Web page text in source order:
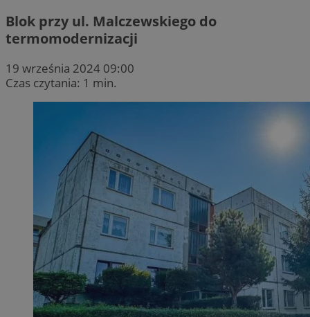
Blok przy ul. Malczewskiego do
termomodernizacji
19 września 2024 09:00
Czas czytania: 1 min.